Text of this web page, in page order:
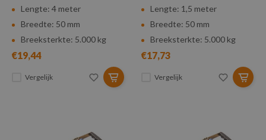
Lengte: 4 meter
Breedte: 50 mm
Breeksterkte: 5.000 kg
€19,44
Vergelijk
Lengte: 1,5 meter
Breedte: 50 mm
Breeksterkte: 5.000 kg
€17,73
Vergelijk